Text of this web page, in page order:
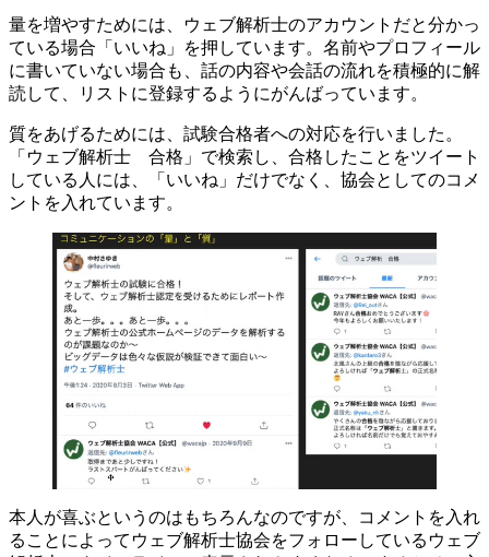
量を増やすためには、ウェブ解析士のアカウントだと分かっ
ている場合「いいね」を押しています。名前やプロフィール
に書いていない場合も、話の内容や会話の流れを積極的に解
読して、リストに登録するようにがんばっています。
質をあげるためには、試験合格者への対応を行いました。
「ウェブ解析士 合格」で検索し、合格したことをツイート
している人には、「いいね」だけでなく、協会としてのコメ
ントを入れています。
本人が喜ぶというのはもちろんなのですが、コメントを入れ
ることによってウェブ解析士協会をフォローしているウェブ